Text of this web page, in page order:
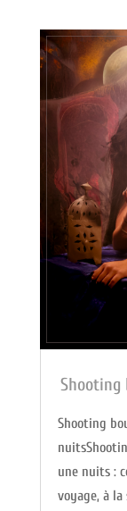
Shooting
Shooting
une nuits :
voyage, à la